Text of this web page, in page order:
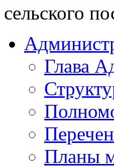
cельского
Глава
Планы